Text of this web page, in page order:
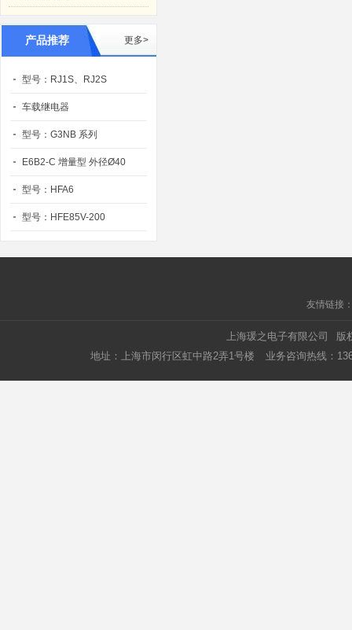
更多>
产品推荐
型号：RJ1S、RJ2S
车载继电器
型号：G3NB 系列
E6B2-C 增量型 外径Ø40
型号：HFA6
型号：HFE85V-200
友情链接
上海瑗之电子有限公司
版
地址：上海市闵行区虹中路2弄1号楼
业务咨询热线：